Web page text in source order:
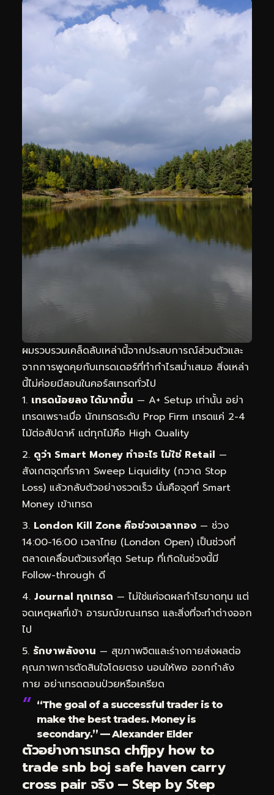
ผมรวบรวมเคล็ดลับเหล่านี้จากประสบการณ์ส่วนตัวและ
จากการพูดคุยกับเทรดเดอร์ที่ทำกำไรสม่ำเสมอ สิ่งเหล่า
นี้ไม่ค่อยมีสอนในคอร์สเทรดทั่วไป
เทรดน้อยลง ได้มากขึ้น — A+ Setup เท่านั้น อย่า
เทรดเพราะเบื่อ นักเทรดระดับ Prop Firm เทรดแค่ 2-4
ไม้ต่อสัปดาห์ แต่ทุกไม้คือ High Quality
ดูว่า Smart Money ทำอะไร ไม่ใช่ Retail —
สังเกตจุดที่ราคา Sweep Liquidity (กวาด Stop
Loss) แล้วกลับตัวอย่างรวดเร็ว นั่นคือจุดที่ Smart
Money เข้าเทรด
London Kill Zone คือช่วงเวลาทอง — ช่วง
14:00-16:00 เวลาไทย (London Open) เป็นช่วงที่
ตลาดเคลื่อนตัวแรงที่สุด Setup ที่เกิดในช่วงนี้มี
Follow-through ดี
Journal ทุกเทรด — ไม่ใช่แค่จดผลกำไรขาดทุน แต่
จดเหตุผลที่เข้า อารมณ์ขณะเทรด และสิ่งที่จะทำต่างออก
ไป
รักษาพลังงาน — สุขภาพจิตและร่างกายส่งผลต่อ
คุณภาพการตัดสินใจโดยตรง นอนให้พอ ออกกำลัง
กาย อย่าเทรดตอนป่วยหรือเครียด
“The goal of a successful trader is to
make the best trades. Money is
secondary.” — Alexander Elder
ตัวอย่างการเทรด chfjpy how to
trade snb boj safe haven carry
cross pair จริง — Step by Step